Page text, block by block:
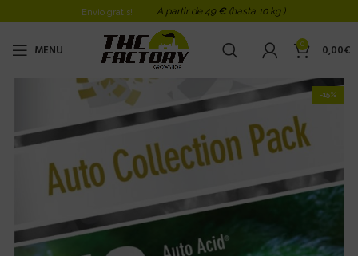
Envio gratis! A partir de 49 € (hasta 10 kg )
MENU 0 0,00€
-15%